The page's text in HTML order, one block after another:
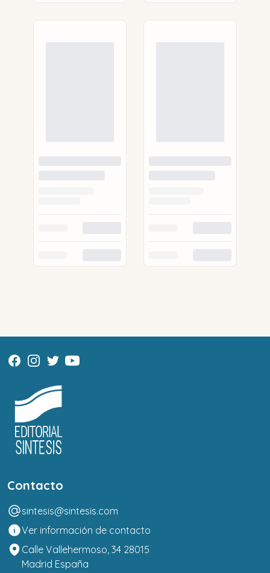
Contacto
sintesis@sintesis.com
Ver información de contacto
Calle Vallehermoso, 34 28015
Madrid España